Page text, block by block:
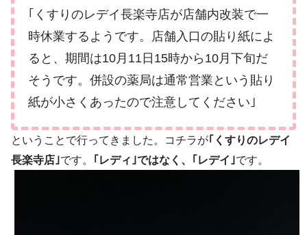
｢くすりのレデイ長楽寺店が店舗内改装で一
時休業するようです。店舗入口の貼り紙によ
ると、期間は10月11日15時から10月下旬だ
そうです。併設の薬局は通常営業という貼り
紙が小さくあったので注意してください｣
ということで行ってきました。コチラが｢くすりのレデイ
長楽寺店｣です。 ｢レディ｣ではなく、｢レデイ｣です。